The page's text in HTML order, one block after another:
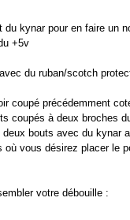
du kynar pour en faire un
+5v
du ruban/scotch
coupé précédemment
coupés à deux broches
bouts avec du kynar
où vous désirez placer le
votre débouille :